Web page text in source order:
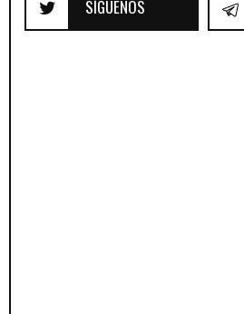
SÍGUENOS